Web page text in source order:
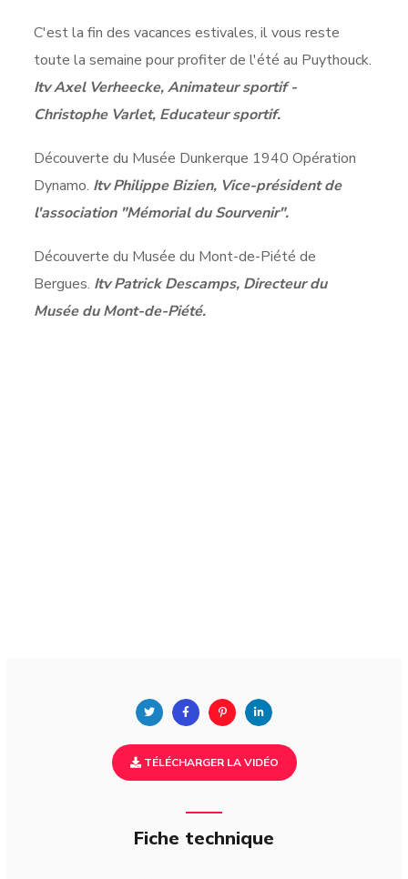
C'est la fin des vacances estivales, il vous reste
toute la semaine pour profiter de l'été au Puythouck.
Itv Axel Verheecke, Animateur sportif -
Christophe Varlet, Educateur sportif.
Découverte du Musée Dunkerque 1940 Opération
Dynamo. Itv Philippe Bizien, Vice-président de
l'association "Mémorial du Sourvenir".
Découverte du Musée du Mont-de-Piété de
Bergues. Itv Patrick Descamps, Directeur du
Musée du Mont-de-Piété.
TÉLÉCHARGER LA VIDÉO
Fiche technique